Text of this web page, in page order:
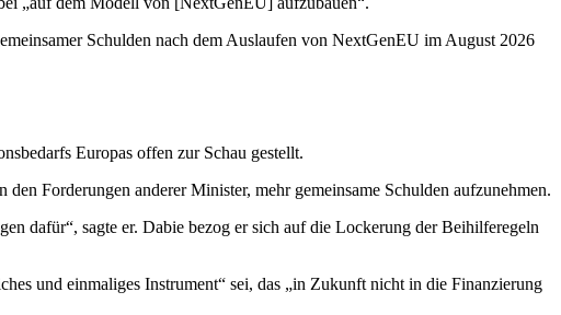
Schulden nach dem Auslaufen von NextGenEU im August 2026
Europas offen zur Schau gestellt.
Forderungen anderer Minister, mehr gemeinsame Schulden aufzunehmen.
dafür“, sagte er. Dabie bezog er sich auf die Lockerung der Beihilferegeln
und einmaliges Instrument“ sei, das „in Zukunft nicht in die Finanzierung